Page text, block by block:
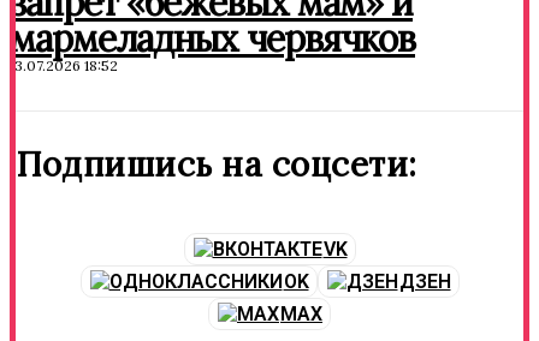
мармеладных червячков
13.07.2026 18:52
Подпишись на соцсети:
VK
OK
ДЗЕН
MAX